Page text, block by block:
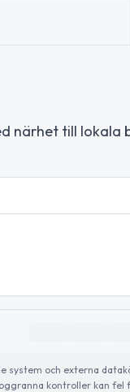
närhet till lokala
system och externa
kontroller kan fel